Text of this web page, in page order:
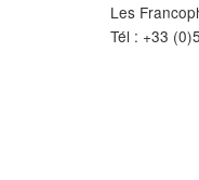
Les
Tél : +33